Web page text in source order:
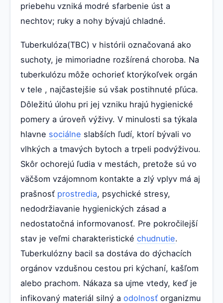
priebehu vzniká modré sfarbenie úst a
nechtov; ruky a nohy bývajú chladné.
Tuberkulóza(TBC) v histórii označovaná ako
suchoty, je mimoriadne rozšírená choroba. Na
tuberkulózu môže ochorieť ktorýkoľvek orgán
v tele , najčastejšie sú však postihnuté pľúca.
Dôležitú úlohu pri jej vzniku hrajú hygienické
pomery a úroveň výživy. V minulosti sa týkala
hlavne sociálne slabších ľudí, ktorí bývali vo
vlhkých a tmavých bytoch a trpeli podvýživou.
Skôr ochorejú ľudia v mestách, pretože sú vo
väčšom vzájomnom kontakte a zlý vplyv má aj
prašnosť prostredia, psychické stresy,
nedodržiavanie hygienických zásad a
nedostatočná informovanosť. Pre pokročilejší
stav je veľmi charakteristické chudnutie.
Tuberkulózny bacil sa dostáva do dýchacích
orgánov vzdušnou cestou pri kýchaní, kašľom
alebo prachom. Nákaza sa ujme vtedy, keď je
infikovaný materiál silný a odolnosť organizmu